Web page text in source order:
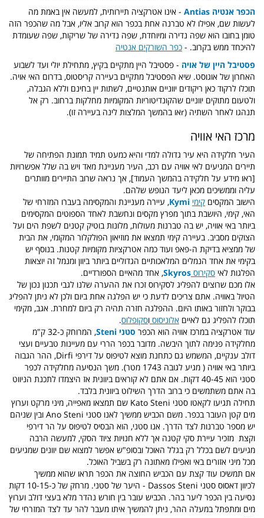
הכפר אנטיה Antias
- אינו אטרקציה תיירותית, למעשה אין באמת מה
לעשות שם, אפילו לא טברנה אחת בכפר הוא קרוב אליו, אבל מה שהכפר הזה
טומן בחובו הוא שפה נדירה ומיוחדת, שפה נדירה של שריקות, שפה שעומדת
להיכחד ממש בקרוב. - כפר השורקים אנטיה
פסטיבל היין של אויה - פסטיבל היין מתקיים בקיץ, מתחילת יולי ועד לשבוע
האחרון של אוגוסט. שיא הפסטיבל מתקיים בעיירה קריסטוס, בדרום האי אויה.
תוכלו לרקוד כאן ריקודים יווניים אותנטיים, לשתות יין בחינם וללא הגבלה,
ולטעום מתוקים יווניים שהקונדיטוריות המקומיות מחלקות ברחוב. רק אל
תנהגו לאחר השתיה (rאו בהמשך המלצות לינה בעיירה זו).
מרכז האי אוויה
העיר חלקידה היא עיר גדולה למדי והיא כמעט תמיד תמונת הפתיחה של
תיירים המגיעים לאי אוויה עם רכב, העיר מעניינת מאד ויש בה שלל אפשרויות
[ראו מידע על חלקידה בהמשך העמוד], אך נראה שרוב התיירים מוותרים
עליה וממשיכים מכאן ליעד הנופש שלהם.
הישוב המקסים קימי Kymi, עיירה מעניינת והמקסימה בעברו המזרחי של
האי, קימי, היושבת בתוך מפרץ מקסים ונחשבת לאחד הספוטים המקסימים
ביותר באי אוויה, יש בה טברנות מעולות, מלונות בוטיק קטנים לשפת הים ועל
הצוקים מסביב.בעיירה קימי תמצאו את מוזיאון הפולקלור המקומי, את הבית
של ממציא בדיקת ה-פאפ ועוד כמה אטרקציות מקומיות קטנות. בנוסף יש
בקימי את אחד הנמלים המלאכותיים הגדוליים ביותר ביוון ומנמל זה יוצאות
הפלגות לאי סקירוס Skyros, אחד מהאיים הספורדיים.
אלו מכם שרוצים להפליג לסקירוס זכרו את ההערה שלנו לגבי תכנון נכון של
הטיול באוויה. אתם צריכים לדעת כי יש הפלגה אחת ביום ולכן לא ניתן להפליג
בבוקר ולחזור באותו היום. ההפלגה חזרה תהיה רק ביום למחרת. אגב, מקימי
תוכלו להפליג גם לאיים אלוניסוס וסקופלוס.
עוד אטרקציה במרכז אוויה הוא הכפר סטני Steni
, המרוחק כ-32 ק"מ
מחלקידה פנימה לתוך היבשה. מדובר בכפר הררי עם מעיינות טבעיים ועצי
דולב ענקיים, המשמש גם כתחנת מוצא לטיפוס על דירפי Dirfi, ההר הגבוה
ביותר באי אוויה ( מגיע לגובה 1743 מטר).
משך הנסיעה מחלקידה לכפר
סטני הוא 40-45 דקות. אם אתם לא קוראים ביוונית אז היצמדו לתכנת הניווט
בה אתם משתמשים כי ברוב הדרך השילוט ביוונית בלבד.
תחילה תגיעו לקאטו סטני Kato Steni שם תמצאו מאפייה, מיני מרקט וערוץ
מים קטן העובר בכפר. משם הכביש ממשיך לאנו סטני Ano Steni ובין שניהם
יש מספר טברנות לצד הדרך. אנו סטני, הוא הבסיס לטיפוס על הר דירפי
וקצת מזכיר עיירת סקי קטנה אך ללא חנויות ציוד הסקי, למעשה הרבה
מגיעים לשם בכלל רק בגלל האוכל ובסופ"ש אפשר למצוא שם יוונים שמגיעים
מכל מיני אזורים באי ואפילו מאתונה רק בשביל האוכל.
אם תמשיכו עוד קצת עם הכביש החוצה את הכפר תראו שהוא ממשיך
לכיוון דאסוס סטני Dassos Sten
i - היער של סטני. מרחק של כ-10-15 דקות
נסיעה בין הכפר ליער בהר. הכביש עובר בין חורש נהדר מלא בעצי דולב וערוץ
מים ומתפתל במעלה ההר, ניתן להמשיך איתו מעבר להר עד לצד המזרחי של